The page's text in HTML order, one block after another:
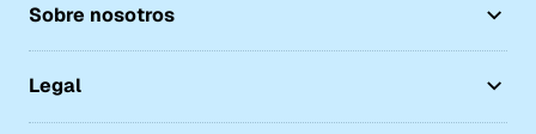
Sobre nosotros
Legal